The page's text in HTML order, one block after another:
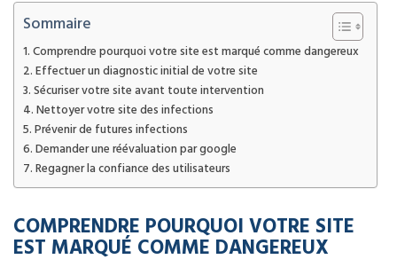
Sommaire
Comprendre pourquoi votre site est marqué comme dangereux
Effectuer un diagnostic initial de votre site
Sécuriser votre site avant toute intervention
Nettoyer votre site des infections
Prévenir de futures infections
Demander une réévaluation par google
Regagner la confiance des utilisateurs
COMPRENDRE POURQUOI VOTRE SITE
EST MARQUÉ COMME DANGEREUX